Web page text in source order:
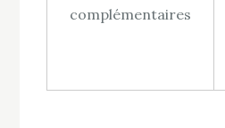
complémentaires